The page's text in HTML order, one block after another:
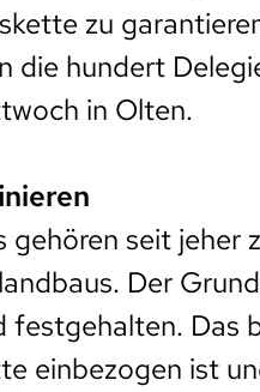
zu
die hundert
in Olten.
seit jeher
Der
festgehalten. Das
einbezogen ist